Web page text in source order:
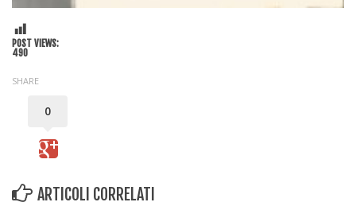
POST VIEWS:
490
SHARE
0
ARTICOLI CORRELATI